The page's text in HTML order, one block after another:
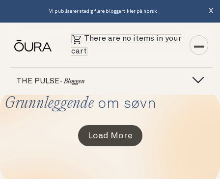
Vi publiserer stadig flere bloggartikler på norsk. X
There are no items in your
cart
THE PULSE- Bloggen
Grunnleggende om søvn
Load More